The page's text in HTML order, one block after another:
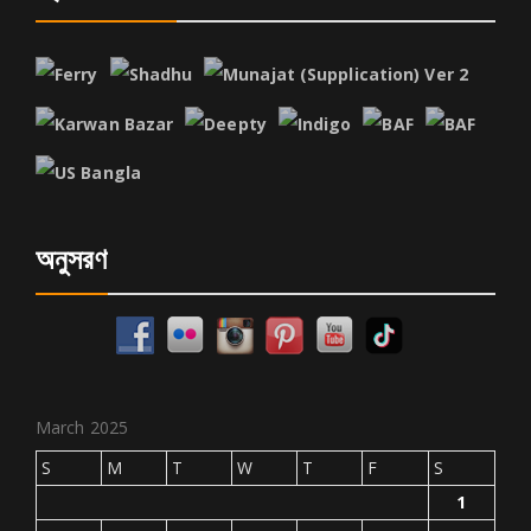
অনুসরণ
March 2025
S
M T W T F
S
1